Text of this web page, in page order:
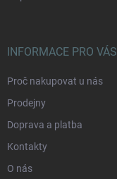
INFORMACE PRO VÁS
Proč nakupovat u nás
Prodejny
Doprava a platba
Kontakty
O nás